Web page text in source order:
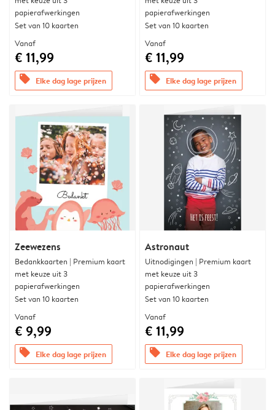
papierafwerkingen
Set van 10 kaarten
Vanaf
€ 11,99
offers Elke dag lage prijzen
papierafwerkingen
Set van 10 kaarten
Vanaf
€ 11,99
offers Elke dag lage prijzen
Zeewezens
Bedankkaarten | Premium kaart
met keuze uit 3
papierafwerkingen
Set van 10 kaarten
Vanaf
€ 9,99
offers Elke dag lage prijzen
Astronaut
Uitnodigingen | Premium kaart
met keuze uit 3
papierafwerkingen
Set van 10 kaarten
Vanaf
€ 11,99
offers Elke dag lage prijzen